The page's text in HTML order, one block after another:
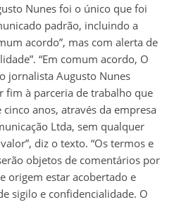
Nunes foi o único que foi
padrão, incluindo a
acordo”, mas com alerta de
“Em comum acordo, O
jornalista Augusto Nunes
fim à parceria de trabalho que
anos, através da empresa
Ltda, sem qualquer
diz o texto. “Os termos e
objetos de comentários por
origem estar acobertado e
sigilo e confidencialidade. O